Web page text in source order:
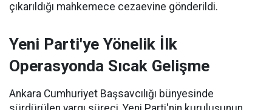
çıkarıldığı mahkemece cezaevine gönderildi.
Yeni Parti'ye Yönelik İlk
Operasyonda Sıcak Gelişme
Ankara Cumhuriyet Başsavcılığı bünyesinde